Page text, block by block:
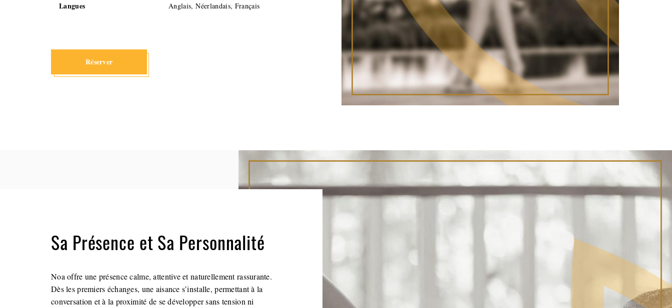
Langues Anglais, Néerlandais, Français
Réserver
Sa Présence et Sa Personnalité
Noa offre une présence calme, attentive et naturellement rassurante.
Dès les premiers échanges, une aisance s’installe, permettant à la
conversation et à la proximité de se développer sans tension ni